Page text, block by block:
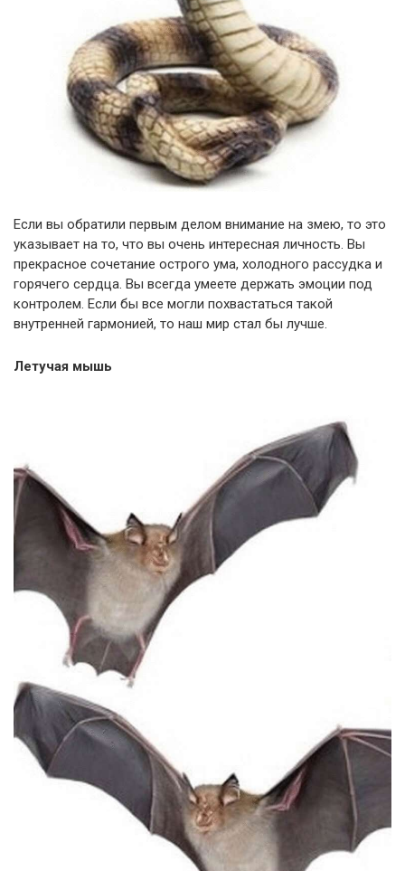
Если вы обратили первым делом внимание на змею, то это
указывает на то, что вы очень интересная личность. Вы
прекрасное сочетание острого ума, холодного рассудка и
горячего сердца. Вы всегда умеете держать эмоции под
контролем. Если бы все могли похвастаться такой
внутренней гармонией, то наш мир стал бы лучше.
Летучая мышь